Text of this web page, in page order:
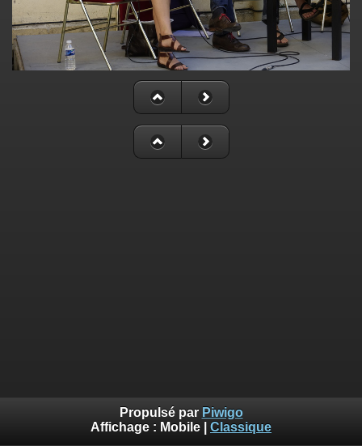
Propulsé par Piwigo
Affichage : Mobile Classique